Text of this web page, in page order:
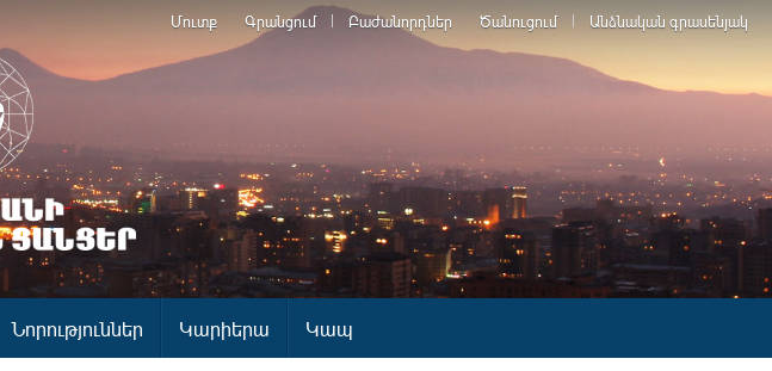
Մուտք Գրանցում Բաժանորդներ Ծանուցում Անձնական գրասենյակ
Նորություններ Կարիերա Կապ